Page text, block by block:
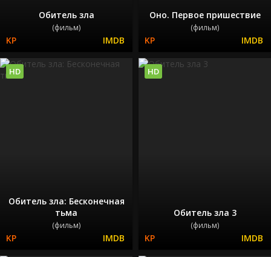
Обитель зла
(фильм)
Оно. Первое пришествие
(фильм)
Обитель зла: Бесконечная
тьма
(фильм)
HD
Обитель зла 3
(фильм)
HD